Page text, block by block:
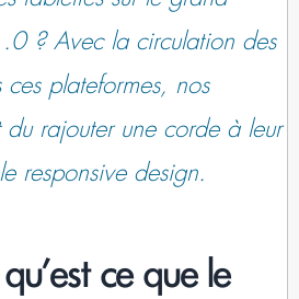
? Avec la circulation des
ces plateformes, nos
du rajouter une corde à leur
responsive design.
ce que le